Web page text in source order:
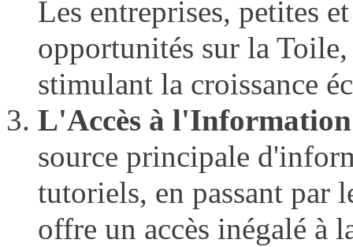
Les entreprises, petites
opportunités sur la
stimulant la croissance
L'Accès à
source principale
tutoriels, en passant par
offre un accès inégalé à